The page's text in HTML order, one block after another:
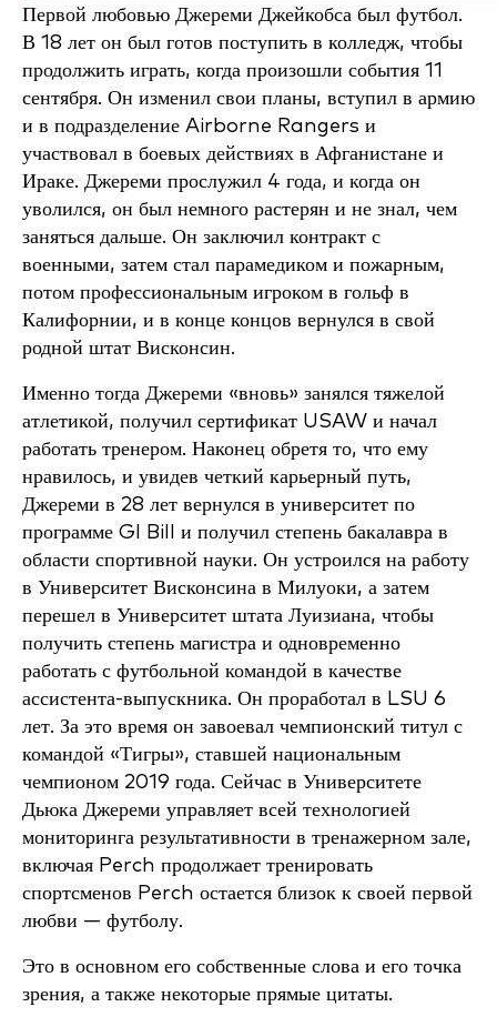
Первой любовью Джереми Джейкобса был футбол.
В 18 лет он был готов поступить в колледж, чтобы
продолжить играть, когда произошли события 11
сентября. Он изменил свои планы, вступил в армию
и в подразделение Airborne Rangers и
участвовал в боевых действиях в Афганистане и
Ираке. Джереми прослужил 4 года, и когда он
уволился, он был немного растерян и не знал, чем
заняться дальше. Он заключил контракт с
военными, затем стал парамедиком и пожарным,
потом профессиональным игроком в гольф в
Калифорнии, и в конце концов вернулся в свой
родной штат Висконсин.
Именно тогда Джереми «вновь» занялся тяжелой
атлетикой, получил сертификат USAW и начал
работать тренером. Наконец обретя то, что ему
нравилось, и увидев четкий карьерный путь,
Джереми в 28 лет вернулся в университет по
программе GI Bill и получил степень бакалавра в
области спортивной науки. Он устроился на работу
в Университет Висконсина в Милуоки, а затем
перешел в Университет штата Луизиана, чтобы
получить степень магистра и одновременно
работать с футбольной командой в качестве
ассистента-выпускника. Он проработал в LSU 6
лет. За это время он завоевал чемпионский титул с
командой «Тигры», ставшей национальным
чемпионом 2019 года. Сейчас в Университете
Дьюка Джереми управляет всей технологией
мониторинга результативности в тренажерном зале,
включая Perch продолжает тренировать
спортсменов Perch остается близок к своей первой
любви — футболу.
Это в основном его собственные слова и его точка
зрения, а также некоторые прямые цитаты.